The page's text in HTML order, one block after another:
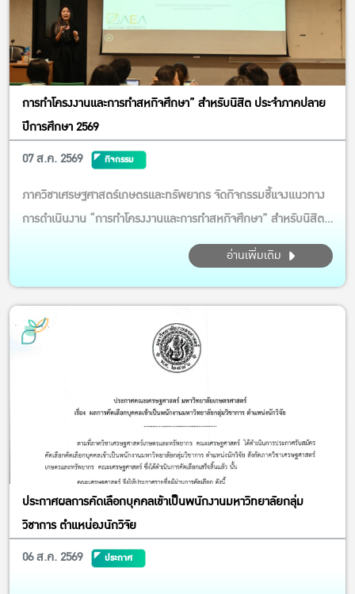
การทำโครงงานและการทำสหกิจศึกษา” สำหรับนิสิต ประจำภาคปลาย
ปีการศึกษา 2569
07 ส.ค. 2569
กิจกรรม
ภาควิชาเศรษฐศาสตร์เกษตรและทรัพยากร จัดกิจกรรมชี้แจงแนวทาง
การดำเนินงาน “การทำโครงงานและการทำสหกิจศึกษา” สำหรับนิสิต
ประจำภาคปลาย ปีการศึกษา 2569 กิจกรรมในครั้งนี้ได้รับเกียรติจาก
รศ.ดร.รวิสสาข์ สุชาโต และ ผศ.ดร.นภสม สินเพิ่มสุขสกุล เป็น
วิทยากรบรรยาย ให้ความรู้ แนะนำขั้นตอนการเตรียมความพร้อม
ตลอดจน...
อ่านเพิ่มเติม
ประกาศผลการคัดเลือกบุคคลเข้าเป็นพนักงานมหาวิทยาลัยกลุ่ม
วิชาการ ตำแหน่องนักวิจัย
06 ส.ค. 2569
ประกาศ